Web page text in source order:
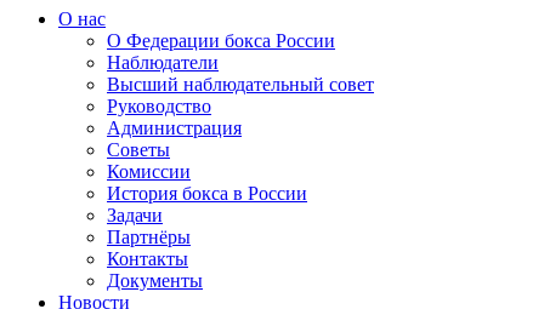
О нас
О Федерации бокса России
Наблюдатели
Высший наблюдательный совет
Руководство
Администрация
Советы
Комиссии
История бокса в России
Задачи
Партнёры
Контакты
Документы
Новости